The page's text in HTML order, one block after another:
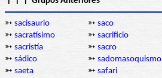
➳ sacisaurio ➳ saco
➳ sacratísimo ➳ sacrificio
➳ sacristía ➳ sacro
➳ sádico ➳ sadomasoquismo
➳ saeta ➳ safari